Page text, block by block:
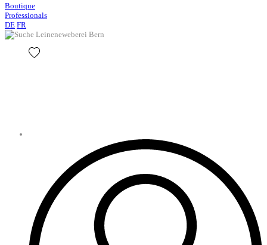
Boutique
Professionals
DE FR